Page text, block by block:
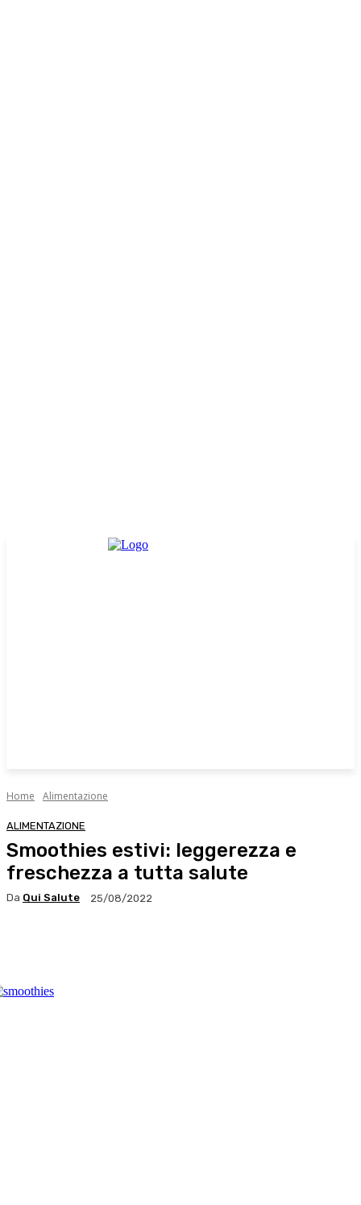
Home Alimentazione
ALIMENTAZIONE
Smoothies estivi: leggerezza e
freschezza a tutta salute
Da Qui Salute 25/08/2022